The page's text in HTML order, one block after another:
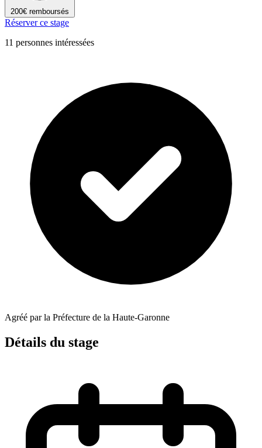
200€ remboursés
Réserver ce stage
11 personnes intéressées
Agréé par la Préfecture de la Haute-Garonne
Détails du stage